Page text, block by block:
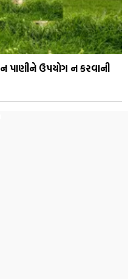
પાણીને ઉપયોગ ન કરવાની